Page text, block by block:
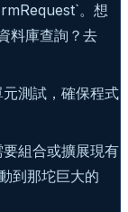
。想
料庫查詢？去
測試，確保程式
組合或擴展現有
到那坨巨大的